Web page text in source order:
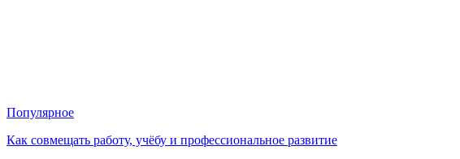
Популярное
Как совмещать работу, учёбу и профессиональное развитие